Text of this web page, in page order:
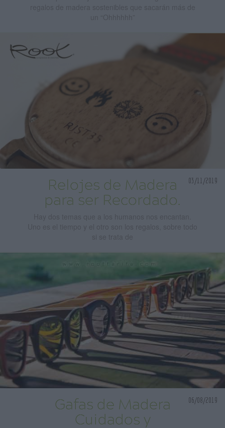
03/11/2019
Relojes de Madera
para ser Recordado.
06/08/2019
Gafas de Madera
Cuidados y